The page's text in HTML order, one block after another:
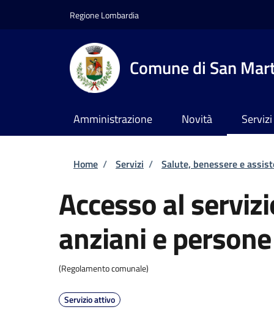
Regione Lombardia
Comune di San
Amministrazione Novità Servizi
Briciole di pane
Home / Servizi / Salute, benessere e
Accesso al
anziani e
(Regolamento comunale)
Servizio attivo